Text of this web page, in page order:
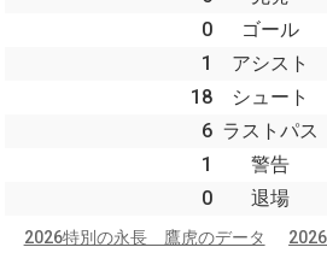
0
ゴール
1
アシスト
18
シュート
6 ラストパス
1
警告
0
退場
2026特別の永長 鷹虎のデータ